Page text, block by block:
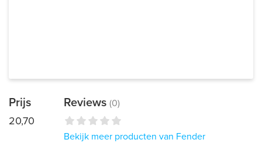
Prijs
20,70
Reviews (0)
Bekijk meer producten van Fender